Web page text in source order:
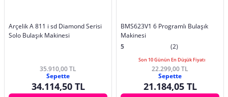
Arçelik A 811 i sd Diamond Serisi
Solo Bulaşık Makinesi
35.910,00 TL
Sepette
34.114,50 TL
BMS623V1 6 Programlı Bulaşık
Makinesi
5
(2)
Son 10 Günün En Düşük Fiyatı
22.299,00 TL
Sepette
21.184,05 TL